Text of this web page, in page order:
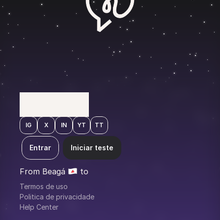
A E T N
R D R S
IG X IN YT TT
Entrar Iniciar teste
From Beagá to
Termos de uso
Politica de privacidade
Help Center